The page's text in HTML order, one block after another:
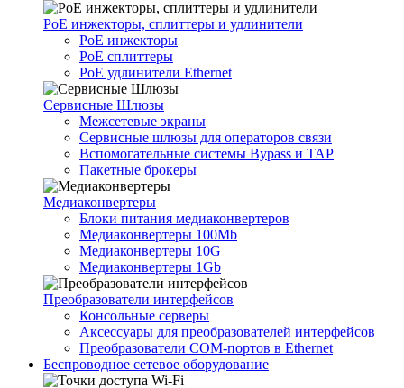
PoE инжекторы, сплиттеры и удлинители
PoE инжекторы
PoE сплиттеры
PoE удлинители Ethernet
Сервисные Шлюзы
Межсетевые экраны
Сервисные шлюзы для операторов связи
Вспомогательные системы Bypass и TAP
Пакетные брокеры
Медиаконвертеры
Блоки питания медиаконвертеров
Медиаконвертеры 100Mb
Медиаконвертеры 10G
Медиаконвертеры 1Gb
Преобразователи интерфейсов
Консольные серверы
Аксессуары для преобразователей интерфейсов
Преобразователи COM-портов в Ethernet
Беспроводное сетевое оборудование